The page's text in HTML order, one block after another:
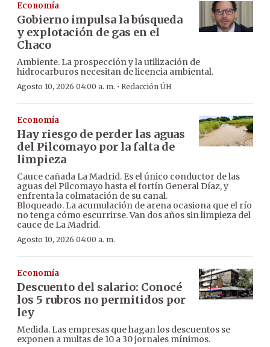
Economía
Gobierno impulsa la búsqueda
y explotación de gas en el
Chaco
Ambiente. La prospección y la utilización de
hidrocarburos necesitan de licencia ambiental.
Agosto 10, 2026 04:00 a. m. · Redacción ÚH
Economía
Hay riesgo de perder las aguas
del Pilcomayo por la falta de
limpieza
Cauce cañada La Madrid. Es el único conductor de las
aguas del Pilcomayo hasta el fortín General Díaz, y
enfrenta la colmatación de su canal.
Bloqueado. La acumulación de arena ocasiona que el río
no tenga cómo escurrirse. Van dos años sin limpieza del
cauce de La Madrid.
Agosto 10, 2026 04:00 a. m.
Economía
Descuento del salario: Conocé
los 5 rubros no permitidos por
ley
Medida. Las empresas que hagan los descuentos se
exponen a multas de 10 a 30 jornales mínimos.